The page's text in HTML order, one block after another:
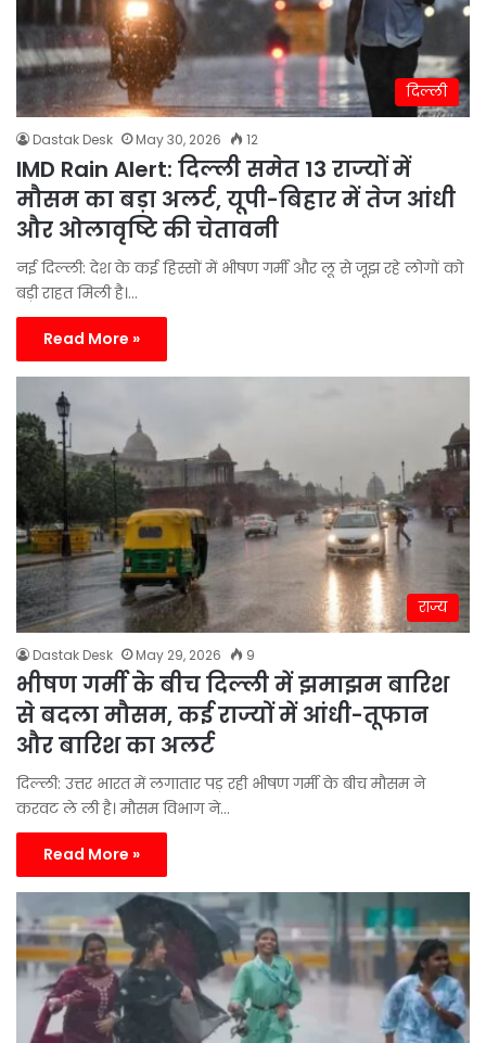
दिल्ली
Dastak Desk May 30, 2026 12
IMD Rain Alert: दिल्ली समेत 13 राज्यों में
मौसम का बड़ा अलर्ट, यूपी-बिहार में तेज आंधी
और ओलावृष्टि की चेतावनी
नई दिल्ली: देश के कई हिस्सों में भीषण गर्मी और लू से जूझ रहे लोगों को
बड़ी राहत मिली है।…
Read More »
राज्य
Dastak Desk May 29, 2026 9
भीषण गर्मी के बीच दिल्ली में झमाझम बारिश
से बदला मौसम, कई राज्यों में आंधी-तूफान
और बारिश का अलर्ट
दिल्ली: उत्तर भारत में लगातार पड़ रही भीषण गर्मी के बीच मौसम ने
करवट ले ली है। मौसम विभाग ने…
Read More »